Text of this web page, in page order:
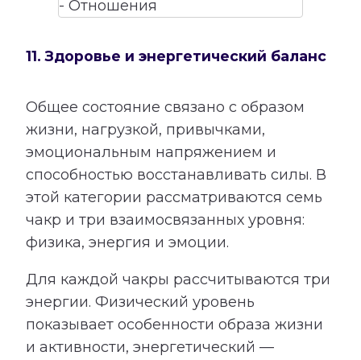
11. Здоровье и энергетический баланс
Общее состояние связано с образом
жизни, нагрузкой, привычками,
эмоциональным напряжением и
способностью восстанавливать силы. В
этой категории рассматриваются семь
чакр и три взаимосвязанных уровня:
физика, энергия и эмоции.
Для каждой чакры рассчитываются три
энергии. Физический уровень
показывает особенности образа жизни
и активности, энергетический —